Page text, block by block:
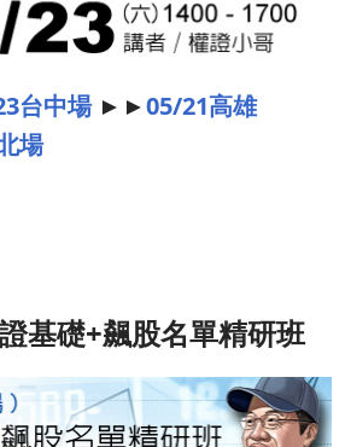
台中場 ►►05/21高雄
場
基礎+飆股名單精研班